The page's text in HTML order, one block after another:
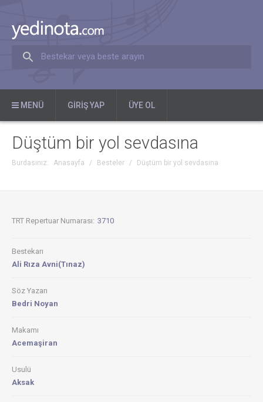
Bestekar veya beste arayın
MENÜ GIRIŞ YAP ÜYE OL
Düştüm bir yol sevdasına
Burdasınız: Anasayfa / Besteler / Düştüm bir yol sevdasına
TRT Repertuar Numarası: 3710
Bestekarı
Ali Rıza Avni(Tınaz)
Söz Yazarı
Bedri Noyan
Makamı
Acemaşiran
Usulü
Aksak